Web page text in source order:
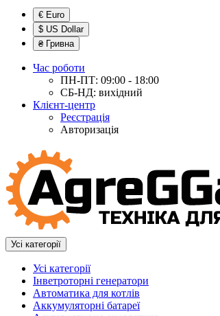
€ Euro
$ US Dollar
₴ Гривна
Час роботи
ПН-ПТ: 09:00 - 18:00
СБ-НД: вихідний
Клієнт-центр
Реєстрація
Авторизація
Усі категорії
Усі категорії
Інветроторні генератори
Автоматика для котлів
Аккумуляторні батареї